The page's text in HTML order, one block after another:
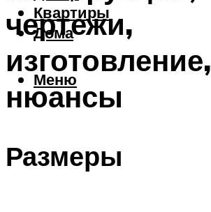
Квартиры
Дома
Меню
чертежи,
изготовление,
нюансы
Размеры